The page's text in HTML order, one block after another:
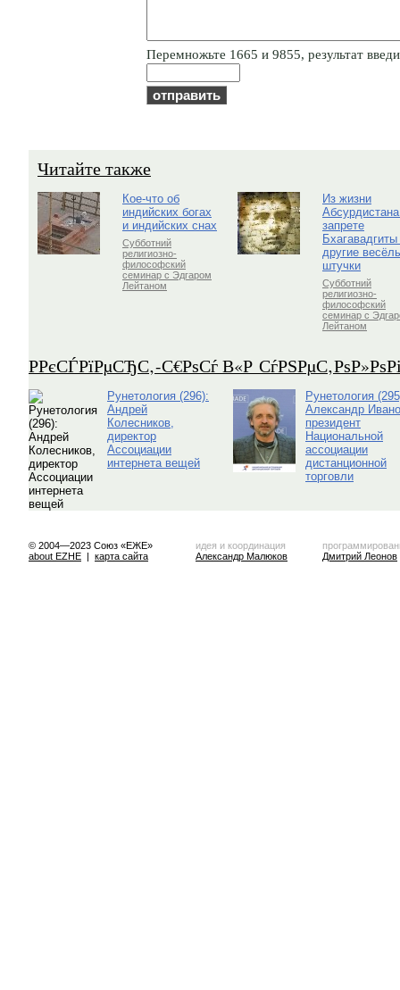
Пepeмнoжьтe 1665 и 9855, результат
Читайте также
Кое-что об
индийских богах
и индийских снах
Субботний
религиозно-
философский
семинар с Эдгаром
Лейтаном
Из жизни
запрете
Бхагавадгиты
другие
штучки
Субботний
религиозно-
философский
семинар с
Лейтаном
Р­РєСЃРїРµСЂС‚-С€РѕСѓ В«Р
Рунетология (296):
Андрей
Колесников,
директор
Ассоциации
интернета вещей
Рунетология
Александр
президент
Национальной
ассоциации
дистанционной
торговли
© 2004—2023 Союз «ЕЖЕ»
about EZHE | карта сайта
идея и координация
Александр Малюков
Дмитрий Леонов